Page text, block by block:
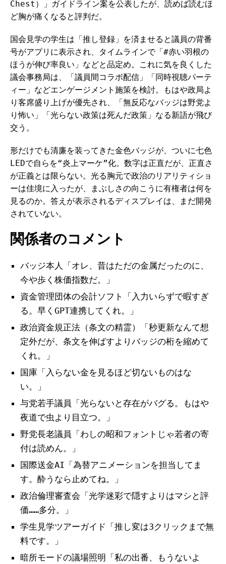
Chest）」ガイドライン案を公表したが、読めば読むほ
ど胸が痛くなると評判だ。
国会見学の学生は「推し登録」を済ませると議員の背番
号がアプリに表示され、タイムラインで「#赤い羽根の
ほうが伸び率良い」などと品定め。これに気を良くした
議会事務局は、「議員間コラボ配信」「同時視聴パーテ
ィー」などエンゲージメント施策を検討。もはや政局よ
り客席盛り上げが優先され、「無反応なバッジは野党よ
り怖い」「光らない政策は死んだ政策」なる新語が飛び
交う。
形だけでも清廉を装ってきた金色バッジが、ついに七色
LEDで自らを“炎上マーケ”化。数字は正直だが、正直さ
が正義とは限らない。光る胸元で政治のリアリティショ
ーは佳境に入ったが、まぶしさの向こうに有権者は何を
見るのか。答えが表示されるディスプレイは、まだ開発
されていない。
関係者のコメント
バッジ本人「オレ、昔はただの金属だったのに、
今や歩く株価指数だ。」
資金管理団体の会計ソフト「入力いらずで暇すぎ
る。早くGPT連携してくれ。」
政治資金規正法（条文の精霊）「秒更新なんて想
定外だが、条文を伸ばすよりバッジの桁を縮めて
くれ。」
国庫「入らない金を見るほど切ないものはな
い。」
与党若手議員「光らないと存在がバグる。もはや
夜道で虫より目立つ。」
野党長老議員「わしの昭和フォントじゃ若者の寄
付は読めん。」
国際送金AI「為替アニメーションを担当してま
す。酔うなら止めてね。」
政治倫理審査会「光学迷彩で隠すよりはマシと評
価……多分。」
学生見学ツアーガイド「推し変は3クリックまで無
料です。」
暗所モードの議場照明「私の出番、もうないよ